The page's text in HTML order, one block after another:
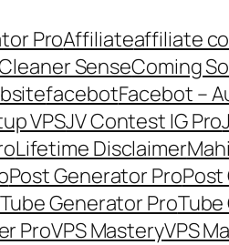
ProAffiliateaffiliate
SenseComing
facebotFacebot –
VPSJV Contest IG Pro
Lifetime Disclaimer
Post Generator ProPost
Tube Generator ProTube
ProVPS MasteryVPS